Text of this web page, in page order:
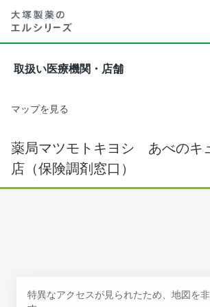
取扱い医療機関・店舗
マップを見る
薬局マツモトキヨシ あべのキ
店（保険調剤窓口）
特異なアクセスが見られたため、地図を